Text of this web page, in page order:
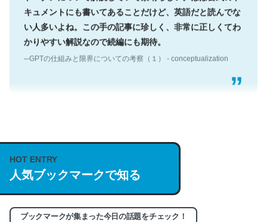
キュメントにも書いてあることだけど、英語だと読んでな
い人多いよね。この手の記事に珍しく、非常に正しくてわ
かりやすい解説なので続編にも期待。
─GPTの仕組みと限界についての考察（１） - conceptualization
説してる記事が少ないので貴重な良記事。/続編来た
https://isobe324649.hatenablog.com/entry/2023/03/27
/064121
─GPTの仕組みと限界についての考察（１） - conceptualization
HOT ENTRY
人気ブックマークで知る
ブックマークが集まった今日の話題をチェック！